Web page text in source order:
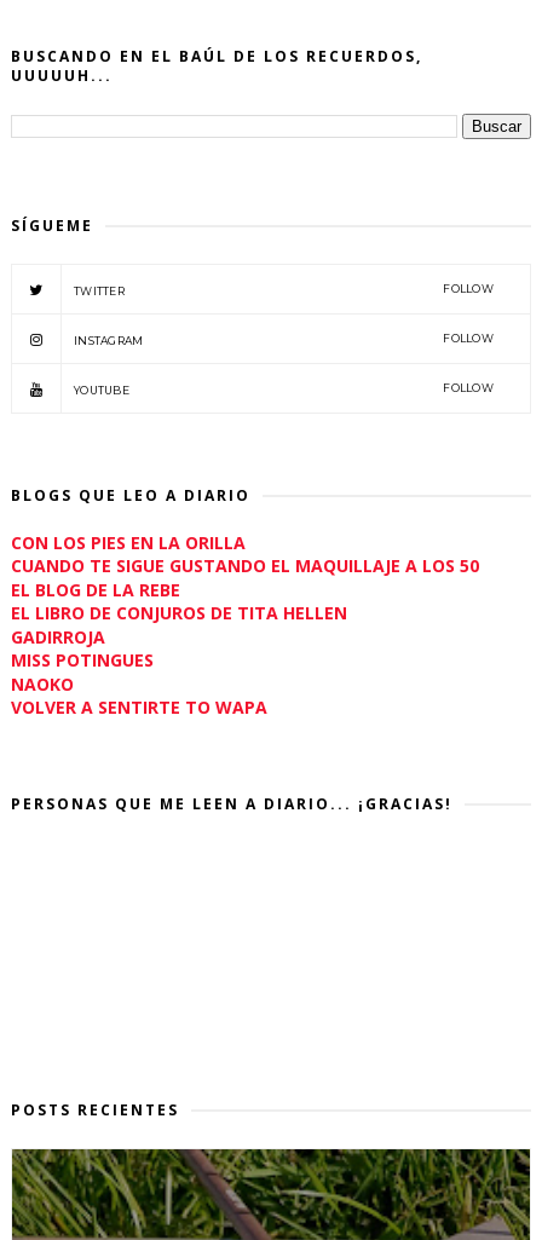
BUSCANDO EN EL BAÚL DE LOS RECUERDOS,
UUUUUH...
SÍGUEME
TWITTER FOLLOW
INSTAGRAM FOLLOW
YOUTUBE FOLLOW
BLOGS QUE LEO A DIARIO
CON LOS PIES EN LA ORILLA
CUANDO TE SIGUE GUSTANDO EL MAQUILLAJE A LOS 50
EL BLOG DE LA REBE
EL LIBRO DE CONJUROS DE TITA HELLEN
GADIRROJA
MISS POTINGUES
NAOKO
VOLVER A SENTIRTE TO WAPA
PERSONAS QUE ME LEEN A DIARIO... ¡GRACIAS!
POSTS RECIENTES